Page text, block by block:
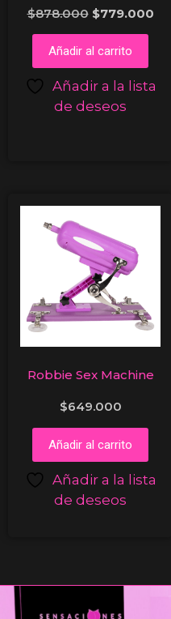
$878.000 $779.000
Añadir al carrito
Añadir a la lista
de deseos
Robbie Sex Machine
$649.000
Añadir al carrito
Añadir a la lista
de deseos